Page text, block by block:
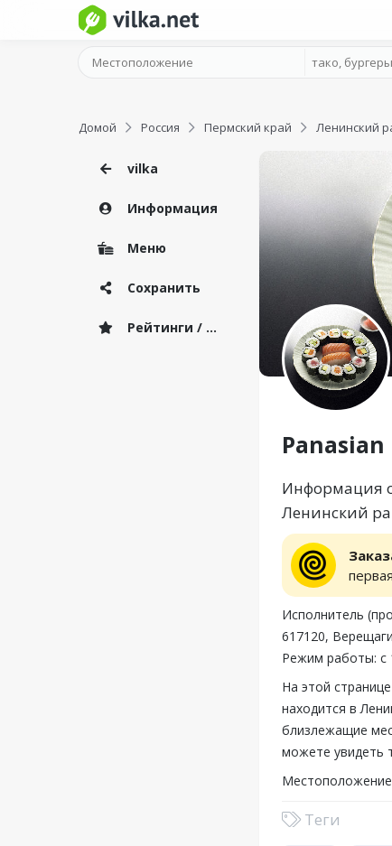
Домой Россия Пермский край Ленинский
vilka
Информация
Меню
Сохранить
Рейтинги / Отзывы
Panasian
Информация о
Ленинский
Исполнитель
617120,
Режим работы: с
На этой
находится в
близлежащие
можете увидеть
Местоположение
Теги